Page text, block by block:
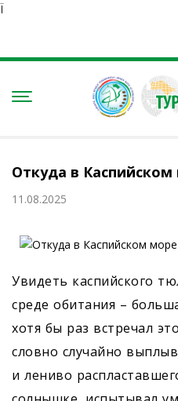
Ï
Откуда в
11.08.2025
Увидеть каспийского
среде обитания –
хотя бы раз встречал
словно случайно
и лениво